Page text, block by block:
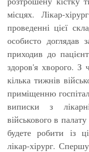
місцях. Лікар-
проведенні цієї
особисто доглядав
приходив до
здоров'я хворого. З
кілька тижнів
приміщенню
виписки з
військового в
будете робити із
лікар-хірург.